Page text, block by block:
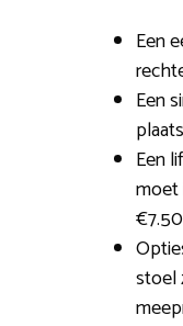
Een
Een
Een
moet
stoel